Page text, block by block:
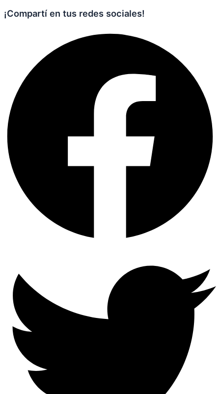
¡Compartí en tus redes sociales!